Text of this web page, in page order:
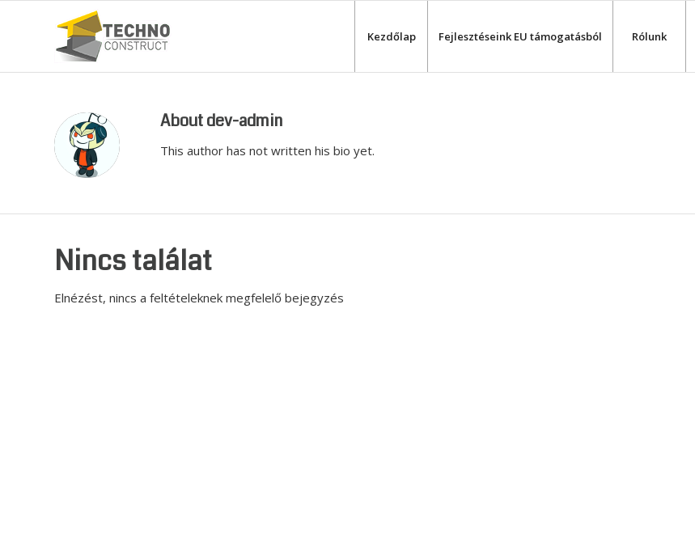
Kezdőlap Fejlesztéseink EU támogatásból Rólunk
Aboutdev-admin
This author has not written his bio yet.
Nincs találat
Elnézést, nincs a feltételeknek megfelelő bejegyzés